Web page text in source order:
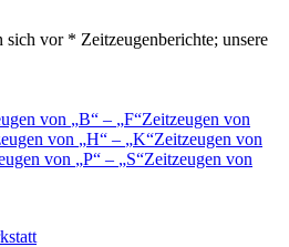
sich vor * Zeitzeugenberichte; unsere
von B – F Zeitzeugen von
von H – K Zeitzeugen von
von P – S Zeitzeugen von